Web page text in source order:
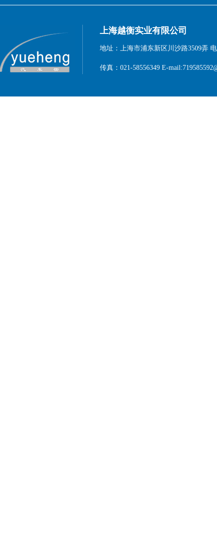
上海越衡实业有限公司
地址：上海市浦东新区川沙路3509弄 电
传真：021-58556349 E-